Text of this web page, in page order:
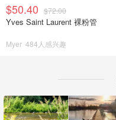
$50.40 $72.00
Yves Saint Laurent 裸粉管
Myer 484人感兴趣